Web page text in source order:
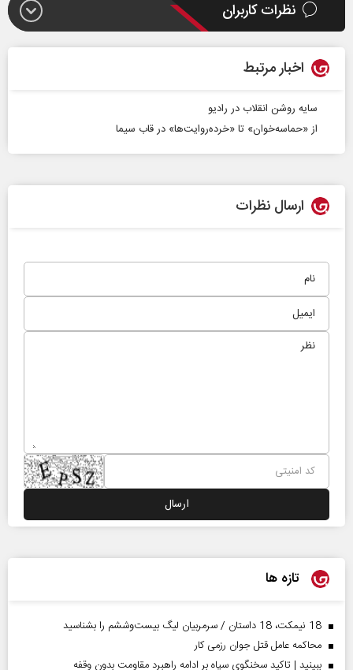
نظرات کاربران
اخبار مرتبط
سایه روشن انقلاب در رادیو
از «حماسه‌خوان» تا «خرده‌روایت‌ها» در قاب سیما
ارسال نظرات
تازه ها
18 نیمکت، 18 داستان / سرمربیان لیگ بیست‌وششم را بشناسید
محاکمه عامل قتل جوان رزمی کار
ببینید | تاکید سخنگوی سپاه بر ادامه راهبرد مقاومت بدون وقفه